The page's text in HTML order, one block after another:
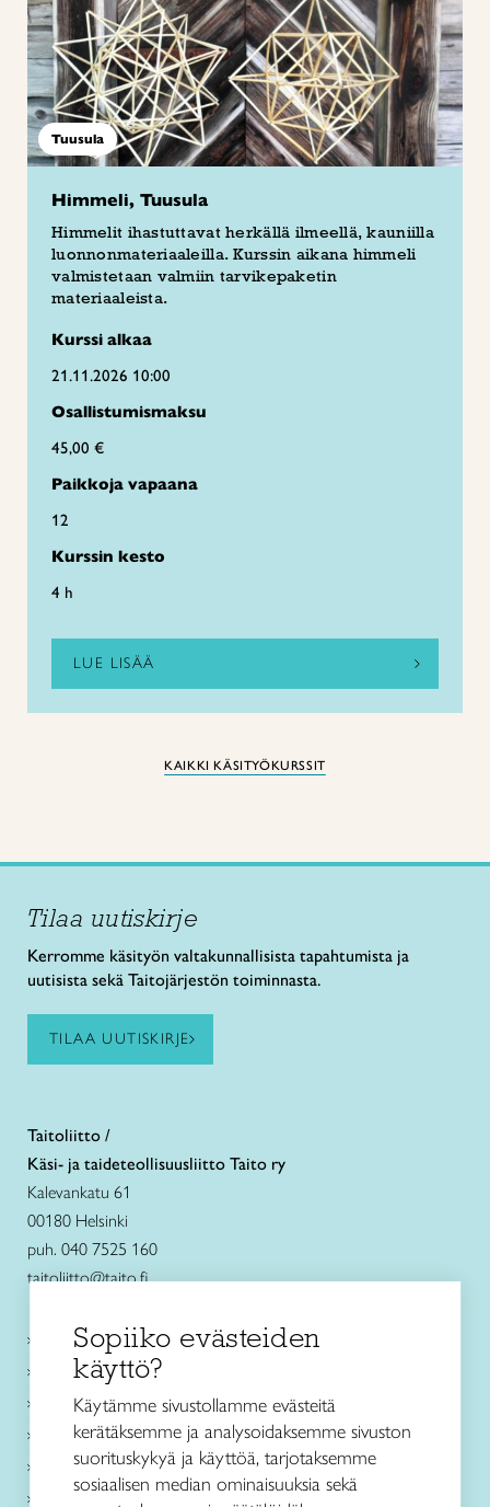
Tuusula
Himmeli, Tuusula
Himmelit ihastuttavat herkällä ilmeellä, kauniilla
luonnonmateriaaleilla. Kurssin aikana himmeli
valmistetaan valmiin tarvikepaketin
materiaaleista.
Kurssi alkaa
21.11.2026 10:00
Osallistumismaksu
45,00 €
Paikkoja vapaana
12
Kurssin kesto
4 h
LUE LISÄÄ
KAIKKI KÄSITYÖKURSSIT
Tilaa uutiskirje
Kerromme käsityön valtakunnallisista tapahtumista ja
uutisista sekä Taitojärjestön toiminnasta.
TILAA UUTISKIRJE
Taitoliitto /
Käsi- ja taideteollisuusliitto Taito ry
Kalevankatu 61
00180 Helsinki
puh. 040 7525 160
taitoliitto@taito.fi
Käsityökurssit ja koulutus
Ajankohtaista
Käsityöohjeet
Me olemme Taito
Paikallinen toiminta
Verkkokaupat
Sopiiko evästeiden
käyttö?
Käytämme sivustollamme evästeitä
kerätäksemme ja analysoidaksemme sivuston
suorituskykyä ja käyttöä, tarjotaksemme
sosiaalisen median ominaisuuksia sekä